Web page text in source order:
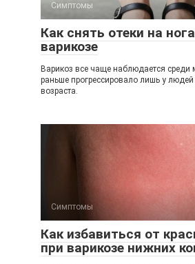
Симптомы
Как снять отеки на
варикозе
Варикоз все чаще наблюдается среди
раньше прогрессировало лишь у людей
возраста.
Симптомы
Как избавиться от
при варикозе нижних